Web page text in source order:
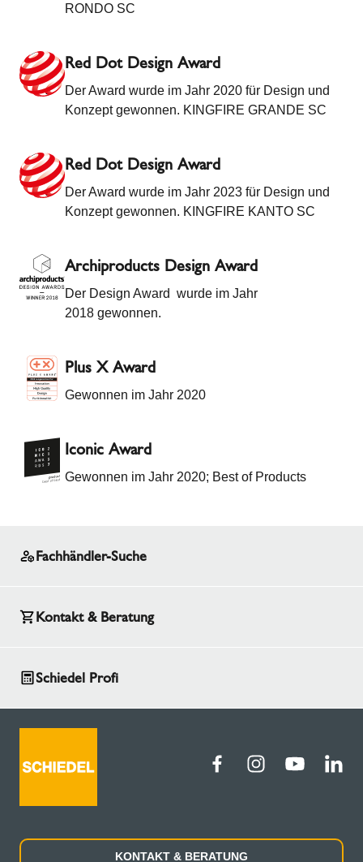
RONDO SC
Red Dot Design Award
Der Award wurde im Jahr 2020 für Design und
Konzept gewonnen. KINGFIRE GRANDE SC
Red Dot Design Award
Der Award wurde im Jahr 2023 für Design und
Konzept gewonnen. KINGFIRE KANTO SC
Archiproducts Design Award
Der Design Award wurde im Jahr
2018 gewonnen.
Plus X Award
Gewonnen im Jahr 2020
Iconic Award
Gewonnen im Jahr 2020; Best of Products
Fachhändler-Suche
Kontakt & Beratung
Schiedel Profi
KONTAKT & BERATUNG